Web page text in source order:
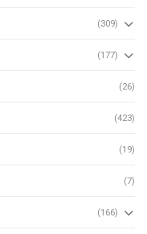
(309)
(177)
(26)
(423)
(19)
(7)
(166)